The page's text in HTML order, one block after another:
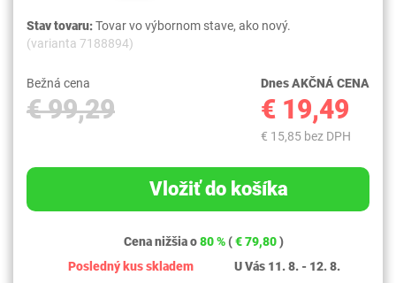
Stav tovaru:Tovar vo výbornom stave, ako nový.
(varianta 7188894)
Bežná cena
€ 99,29
Dnes AKČNÁ CENA
€ 19,49
€ 15,85 bez DPH
Vložiť do košíka
Cena nižšia o80 % (€ 79,80)
Posledný kus skladem
U Vás 11. 8. - 12. 8.